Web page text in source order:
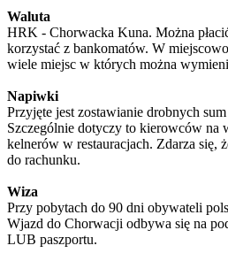
Waluta
HRK - Chorwacka Kuna. Można
korzystać z bankomatów. W
wiele miejsc w których można
Napiwki
Przyjęte jest zostawianie drobnych
Szczególnie dotyczy to kierowców na
kelnerów w restauracjach. Zdarza się,
do rachunku.
Wiza
Przy pobytach do 90 dni obywateli
Wjazd do Chorwacji odbywa się na
LUB paszportu.